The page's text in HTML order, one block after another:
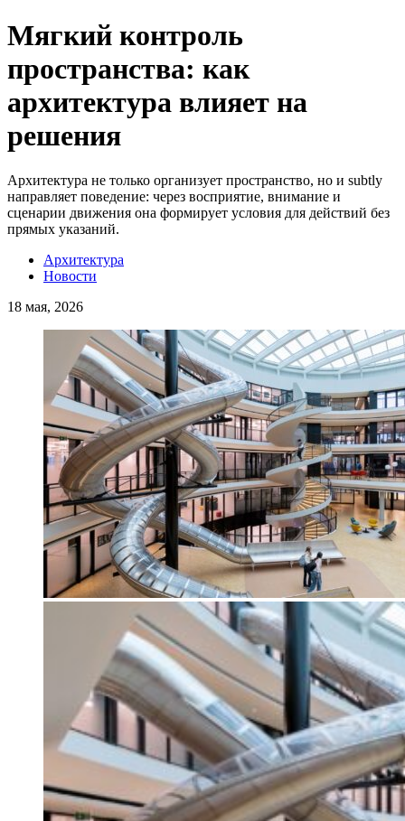
Мягкий контроль
пространства: как
архитектура влияет на
решения
Архитектура не только организует пространство, но и subtly
направляет поведение: через восприятие, внимание и
сценарии движения она формирует условия для действий без
прямых указаний.
Архитектура
Новости
18 мая, 2026